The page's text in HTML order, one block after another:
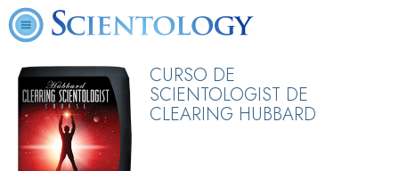
CURSO DE
SCIENTOLOGIST DE
CLEARING HUBBARD